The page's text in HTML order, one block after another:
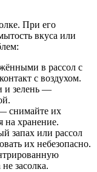
При его
вкуса или
в рассол с
с воздухом.
и зелень —
снимайте их
на хранение.
запах или рассол
их небезопасно.
засолка.